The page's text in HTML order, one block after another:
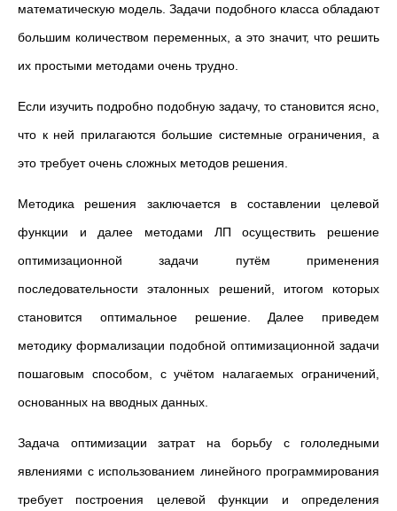
математическую мoдель. Задачи подобного класса обладают
большим количеством переменных, а это значит, что решить
их простыми методами очень трудно.
Если изучить подробно подобную задачу, то становится ясно,
что к ней прилагаются большие системные ограничения, а
это требует очень сложных методов решения.
Методика решения заключается в составлении целевой
функции и далее методами ЛП осуществить решение
оптимизационной задачи путём применения
последовательности эталонных решений, итогом которых
становится оптимальное решение. Далее приведем
методику формализации подобной оптимизационной задачи
пошаговым способом, с учётом налагаемых ограничений,
основанных на вводных данных.
Задача оптимизации затрат на борьбу с гололедными
явлениями с использованием линейного программирования
требует построения целевой функции и определения